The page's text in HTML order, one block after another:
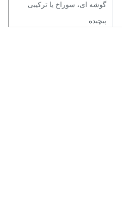
گوشه ای، سوراخ یا ترکیبی
پیچیده